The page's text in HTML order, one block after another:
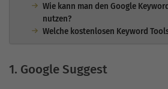
Wie kann man den Google
nutzen?
Welche kostenlosen Keyword
1. Google Suggest